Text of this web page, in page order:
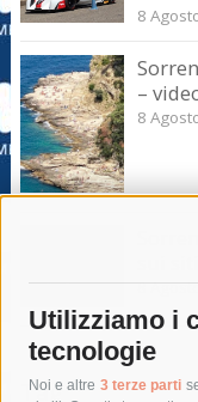
Utilizziamo i
tecnologie
Noi e altre 3 terze parti
8
–
8
8
Tag